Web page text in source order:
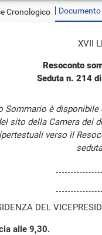
Cronologico
XVII
Resoconto
Seduta n. 214
Sommario è
sito della Camera
verso il
DEL
alle 9,30.